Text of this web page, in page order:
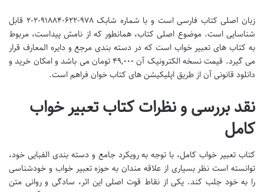
زبان اصلی کتاب فارسی است و با شماره شابک ۹۷۸-۶۲۲-۹۱۸۸۴-۲-۲ قابل
شناسایی است. موضوع اصلی کتاب، همانطور که از نامش پیداست، مربوط
به کتاب های تعبیر خواب است که در دسته بندی مرجع و دایره المعارف قرار
می گیرد. قیمت نسخه الکترونیک آن ۴۹,۰۰۰ تومان می باشد و امکان خرید و
دانلود قانونی آن از طریق اپلیکیشن های کتاب خوان فراهم است.
نقد بررسی و نظرات کتاب تعبیر خواب
کامل
کتاب تعبیر خواب کامل، با توجه به رویکرد جامع و دسته بندی الفبایی خود،
توانسته است نظر بسیاری از علاقه مندان به حوزه تعبیر خواب و خودشناسی
را به خود جلب کند. یکی از نقاط قوت اصلی این اثر، سادگی و روانی متن